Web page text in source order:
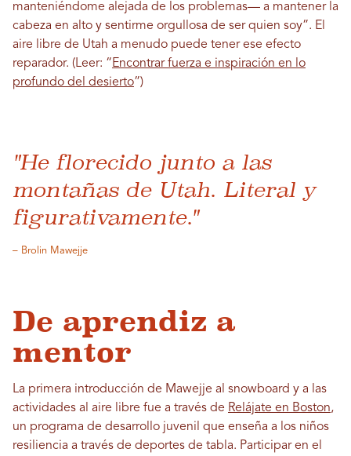
manteniéndome alejada de los problemas— a mantener la
cabeza en alto y sentirme orgullosa de ser quien soy”. El
aire libre de Utah a menudo puede tener ese efecto
reparador. (Leer: “ Encontrar fuerza e inspiración en lo
profundo del desierto”)
"He florecido junto a las
montañas de Utah. Literal y
figurativamente."
– Brolin Mawejje
De aprendiz a
mentor
La primera introducción de Mawejje al snowboard y a las
actividades al aire libre fue a través de Relájate en Boston,
un programa de desarrollo juvenil que enseña a los niños
resiliencia a través de deportes de tabla. Participar en el